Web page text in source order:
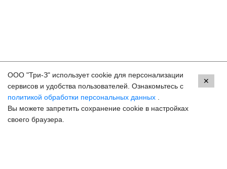
Задать вопрос
Контакты
Москва, м. ВДНХ, ул. Бориса Галушкина, 3
8 (800) 250-33-30
ООО "Три-З" использует cookie для персонализации
сервисов и удобства пользователей. Ознакомьтесь с
политикой обработки персональных данных
Вы можете запретить сохранение cookie в настройках
своего браузера.
✕